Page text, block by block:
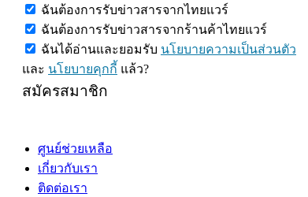
ฉันต้องการรับข่าวสารจากไทยแวร์
ฉันต้องการรับข่าวสารจากร้านค้าไทยแวร์
ฉันได้อ่านและยอมรับ นโยบายความเป็นส่วนตัว
และ นโยบายคุกกี้ แล้ว?
สมัครสมาชิก
ศูนย์ช่วยเหลือ
เกี่ยวกับเรา
ติดต่อเรา